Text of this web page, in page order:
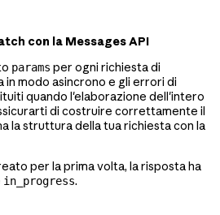
con la Messages API
params per ogni richiesta di
in modo asincrono e gli errori di
quando l'elaborazione dell'intero
di costruire correttamente il
la struttura della tua richiesta con la
per la prima volta, la risposta ha
in_progress.